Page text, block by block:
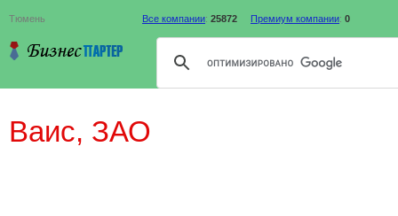
Тюмень Все компании: 25872 Премиум компании: 0
Ваис, ЗАО